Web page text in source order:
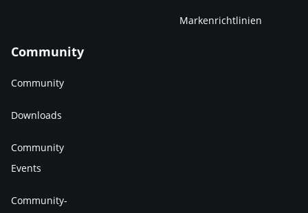
Markenrichtlinien
Community
Community
Downloads
Community
Events
Community-